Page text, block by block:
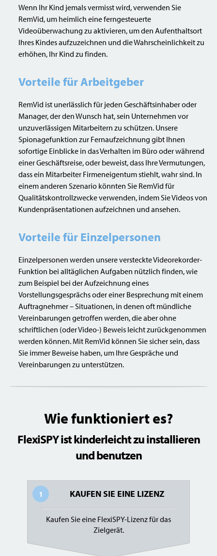
Wenn Ihr Kind jemals vermisst wird, verwenden Sie
RemVid, um heimlich eine ferngesteuerte
Videoüberwachung zu aktivieren, um den Aufenthaltsort
Ihres Kindes aufzuzeichnen und die Wahrscheinlichkeit zu
erhöhen, Ihr Kind zu finden.
Vorteile für Arbeitgeber
RemVid ist unerlässlich für jeden Geschäftsinhaber oder
Manager, der den Wunsch hat, sein Unternehmen vor
unzuverlässigen Mitarbeitern zu schützen. Unsere
Spionagefunktion zur Fernaufzeichnung gibt Ihnen
sofortige Einblicke in das Verhalten im Büro oder während
einer Geschäftsreise, oder beweist, dass Ihre Vermutungen,
dass ein Mitarbeiter Firmeneigentum stiehlt, wahr sind. In
einem anderen Szenario könnten Sie RemVid für
Qualitätskontrollzwecke verwenden, indem Sie Videos von
Kundenpräsentationen aufzeichnen und ansehen.
Vorteile für Einzelpersonen
Einzelpersonen werden unsere versteckte Videorekorder-
Funktion bei alltäglichen Aufgaben nützlich finden, wie
zum Beispiel bei der Aufzeichnung eines
Vorstellungsgesprächs oder einer Besprechung mit einem
Auftragnehmer – Situationen, in denen oft mündliche
Vereinbarungen getroffen werden, die aber ohne
schriftlichen (oder Video-) Beweis leicht zurückgenommen
werden können. Mit RemVid können Sie sicher sein, dass
Sie immer Beweise haben, um Ihre Gespräche und
Vereinbarungen zu unterstützen.
Wie funktioniert es?
FlexiSPY ist kinderleicht zu installieren
und benutzen
1 KAUFEN SIE EINE LIZENZ
Kaufen Sie eine FlexiSPY-Lizenz für das
Zielgerät.